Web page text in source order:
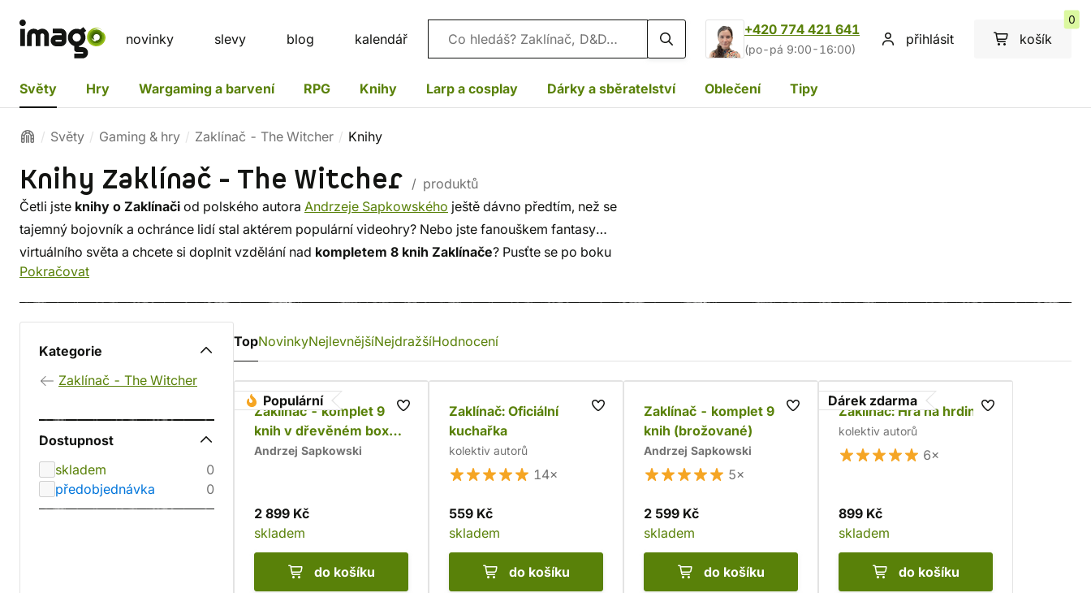
novinky slevy blog kalendář Vyhledávání
+420 774 421 641
(po-pá 9:00-16:00)
přihlásit košík
0
Světy Hry Wargaming a barvení RPG Knihy Larp a cosplay Dárky a sběratelství Oblečení Tipy
Světy Gaming & hry Zaklínač - The Witcher Knihy
Knihy Zaklínač - The Witcher / produktů
Četli jste knihy o Zaklínači od polského autora Andrzeje Sapkowského ještě dávno předtím, než se
tajemný bojovník a ochránce lidí stal aktérem populární videohry? Nebo jste fanouškem fantasy
virtuálního světa a chcete si doplnit vzdělání nad kompletem 8 knih Zaklínače? Pusťte se po boku
Geralta z Rivie
Pokračovat
Kategorie
Zaklínač - The Witcher
Dostupnost
skladem
0
předobjednávka
0
TopNovinkyNejlevnějšíNejdražšíHodnocení
Populární
Zaklínač - komplet 9
knih v dřevěném boxu
Chrám
Andrzej Sapkowski
2 899 Kč
skladem
do košíku
Zaklínač: Oficiální
kuchařka
kolektiv autorů
14×
559 Kč
skladem
do košíku
Zaklínač - komplet 9
knih (brožované)
Andrzej Sapkowski
5×
2 599 Kč
skladem
do košíku
Dárek zdarma
Zaklínač: Hra na hrdiny
kolektiv autorů
6×
899 Kč
skladem
do košíku